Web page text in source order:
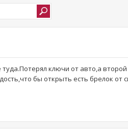
ключи от авто,а
бы открыть есть брелок от